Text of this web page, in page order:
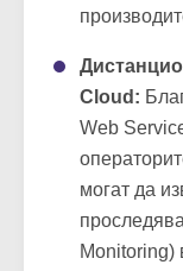
Cloud:
Web
могат да
Monitoring)